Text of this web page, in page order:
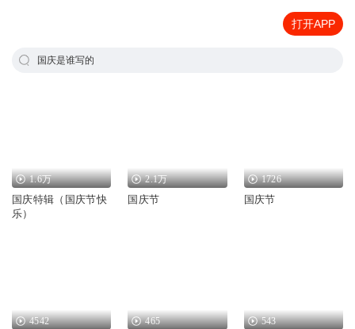
打开APP
国庆是谁写的
1.6万
国庆特辑（国庆节快
乐）
2.1万
国庆节
1726
国庆节
4542 465 543